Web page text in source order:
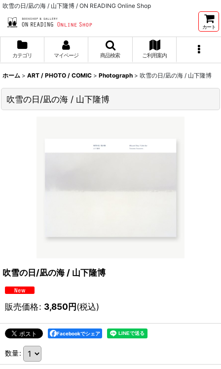
吹雪の日/凪の海 / 山下隆博 / ON READING Online Shop
カート
カテゴリ マイページ 商品検索 ご利用案内
ホーム > ART / PHOTO / COMIC > Photograph > 吹雪の日/凪の海 / 山下隆博
吹雪の日/凪の海 / 山下隆博
吹雪の日/凪の海 / 山下隆博
販売価格: 3,850円(税込)
Facebookでシェア
数量: